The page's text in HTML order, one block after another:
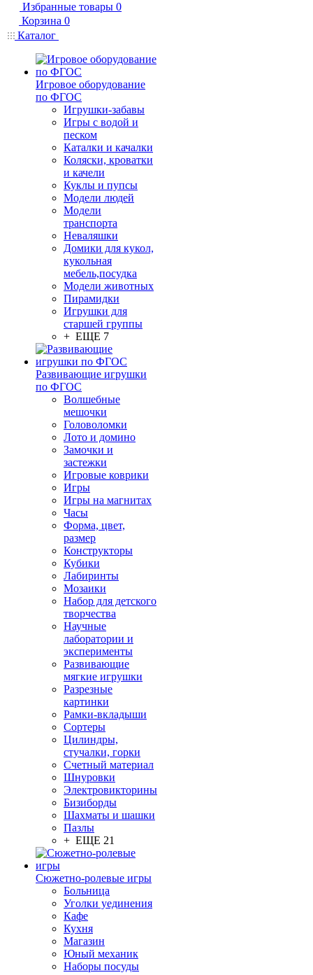
Избранные товары 0
Корзина 0
Каталог
Игровое оборудование
по ФГОС
Игрушки-забавы
Игры с водой и
песком
Каталки и качалки
Коляски, кроватки
и качели
Куклы и пупсы
Модели людей
Модели
транспорта
Неваляшки
Домики для кукол,
кукольная
мебель,посудка
Модели животных
Пирамидки
Игрушки для
старшей группы
+ ЕЩЕ 7
Развивающие игрушки
по ФГОС
Волшебные
мешочки
Головоломки
Лото и домино
Замочки и
застежки
Игровые коврики
Игры
Игры на магнитах
Часы
Форма, цвет,
размер
Конструкторы
Кубики
Лабиринты
Мозаики
Набор для детского
творчества
Научные
лаборатории и
эксперименты
Развивающие
мягкие игрушки
Разрезные
картинки
Рамки-вкладыши
Сортеры
Цилиндры,
стучалки, горки
Счетный материал
Шнуровки
Электровикторины
Бизиборды
Шахматы и шашки
Пазлы
+ ЕЩЕ 21
Сюжетно-ролевые игры
Больница
Уголки уединения
Кафе
Кухня
Магазин
Юный механик
Наборы посуды